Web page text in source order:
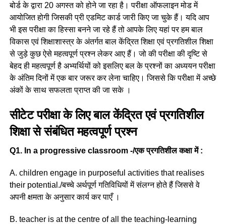
बोर्ड के द्वारा 20 अगस्त को होने जा रहा है। परीक्षा ऑफलाइन मोड में
आयोजित होगी जिसकी प्री एडमिट कार्ड जारी किए जा चुके हैं। यदि आप
भी इस परीक्षा का हिस्सा बनने जा रहे हैं तो आपके लिए यहां पर हम बाल
विकास एवं शिक्षाशास्त्र के अंतर्गत बाल केंद्रित शिक्षा एवं प्रगतिशील शिक्षा
से जुड़े कुछ ऐसे महत्वपूर्ण प्रश्न लेकर आए हैं। जो की परीक्षा की दृष्टि से
बेहद ही महत्वपूर्ण है अभ्यर्थियों को इसलिए बल के प्रश्नों का अध्ययन परीक्षा
के अंतिम दिनों में एक बार जरूर कर लेना चाहिए। जिससे कि परीक्षा में अच्छे
अंकों के साथ सफलता प्राप्त की जा सके ।
सीटेट परीक्षा के लिए बाल केंद्रित एवं प्रगतिशील
शिक्षा से संबंधित महत्वपूर्ण प्रश्न
Q1. In a progressive classroom -/एक प्रगतिशील कक्षा में :
A. children engage in purposeful activities that realises
their potential./बच्चे अर्थपूर्ण गतिविधियों में संलग्न होते हैं जिससे वे
अपनी क्षमता के अनुसार कार्य कर पाएँ ।
B. teacher is at the centre of all the teaching-learning